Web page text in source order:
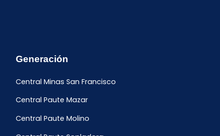
Generación
Central Minas San Francisco
Central Paute Mazar
Central Paute Molino